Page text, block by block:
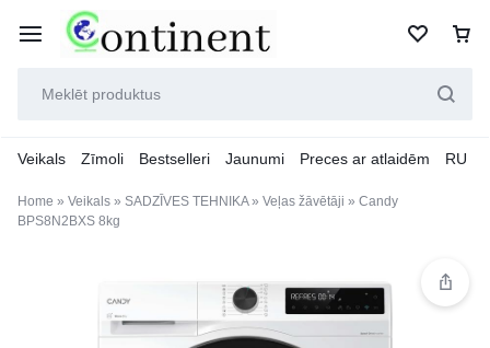
Veikals Zīmoli Bestselleri Jaunumi Preces ar atlaidēm RU
Home » Veikals » SADZĪVES TEHNIKA» Veļas žāvētāji » Candy
BPS8N2BXS 8kg